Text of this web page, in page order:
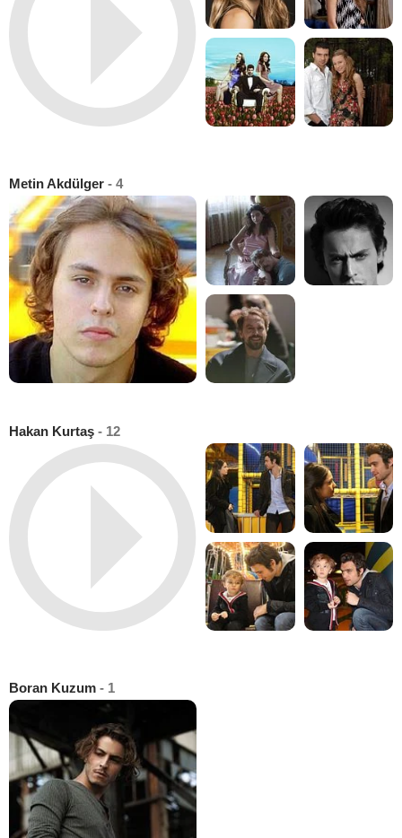
Metin Akdülger - 4
Hakan Kurtaş - 12
Boran Kuzum - 1